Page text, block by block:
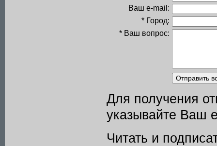
Ваш e-mail:
* Город:
* Ваш вопрос:
Для получения
указывайте Ваш
Читать и